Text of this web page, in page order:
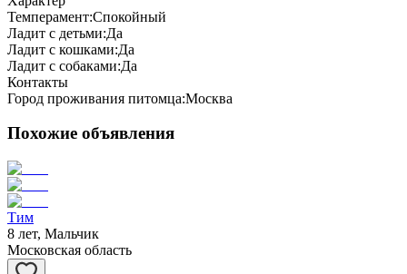
Темперамент:Спокойный
Ладит с детьми:Да
Ладит с кошками:Да
Ладит с собаками:Да
Контакты
Город проживания питомца:Москва
Похожие объявления
Тим
8 лет, Мальчик
Московская область